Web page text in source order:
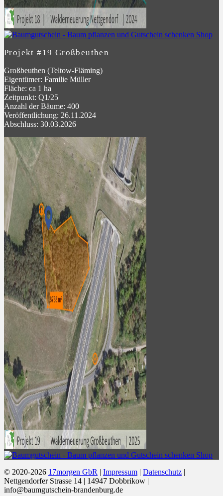
Projekt #19 Großbeuthen
Großbeuthen (Teltow-Fläming)
Eigentümer: Familie Müller
Fläche: ca 1 ha
Zeitpunkt: Q1/25
Anzahl der Bäume: 400
Veröffentlichung: 26.11.2024
Abschluss: 30.03.2026
© 2020-2026 17morgen GbR | Impressum | Datenschutz |
Nettgendorfer Strasse 14 | 14947 Dobbrikow |
info@baumgutschein-brandenburg.de